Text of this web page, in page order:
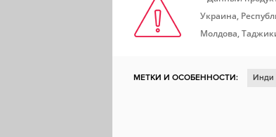
Украина,
Молдова,
МЕТКИ И ОСОБЕННОСТИ: Инди